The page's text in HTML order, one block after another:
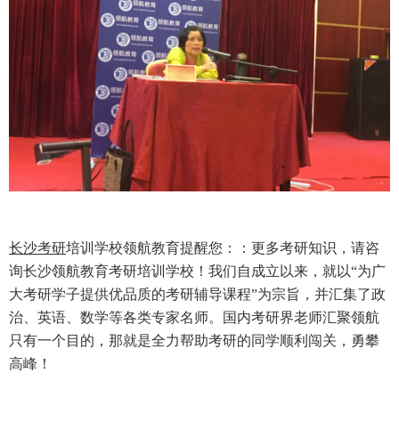
长沙考研培训学校领航教育提醒您：：更多考研知识，请咨
询长沙领航教育考研培训学校 ！我们自成立以来，就以“为广
大考研学子提供优品质的考研辅导课程”为宗旨，并汇集了政
治、英语、数学等各类专家名师。国内考研界老师汇聚领航
只有一个目的，那就是全力帮助考研的同学顺利闯关，勇攀
高峰！